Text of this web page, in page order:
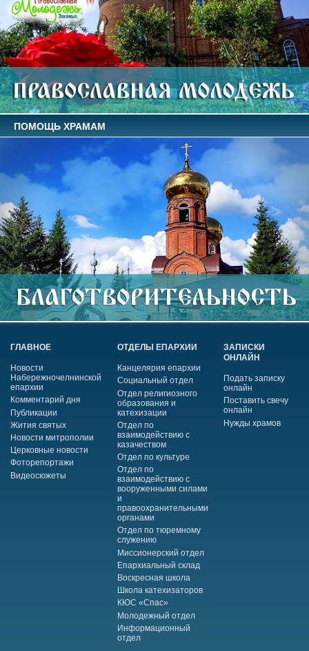
ПОМОЩЬ ХРАМАМ
ГЛАВНОЕ
Новости
Набережночелнинской
епархии
Комментарий дня
Публикации
Жития святых
Новости митрополии
Церковные новости
Фоторепортажи
Видеосюжеты
ОТДЕЛЫ ЕПАРХИИ
Канцелярия епархии
Социальный отдел
Отдел религиозного
образования и
катехизации
Отдел по
взаимодействию с
казачеством
Отдел по культуре
Отдел по
взаимодействию с
вооруженными силами
и
правоохранительными
органами
Отдел по тюремному
служению
Миссионерский отдел
Епархиальный склад
Воскресная школа
Школа катехизаторов
КЮС «Спас»
Молодежный отдел
Информационный
отдел
ЗАПИСКИ
ОНЛАЙН
Подать записку
онлайн
Поставить свечу
онлайн
Нужды храмов